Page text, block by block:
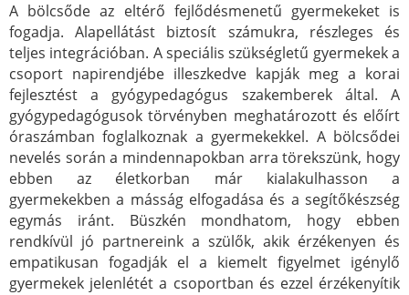
A bölcsőde az eltérő fejlődésmenetű gyermekeket is
fogadja. Alapellátást biztosít számukra, részleges és
teljes integrációban. A speciális szükségletű gyermekek a
csoport napirendjébe illeszkedve kapják meg a korai
fejlesztést a gyógypedagógus szakemberek által. A
gyógypedagógusok törvényben meghatározott és előírt
óraszámban foglalkoznak a gyermekekkel. A bölcsődei
nevelés során a mindennapokban arra törekszünk, hogy
ebben az életkorban már kialakulhasson a
gyermekekben a másság elfogadása és a segítőkészség
egymás iránt. Büszkén mondhatom, hogy ebben
rendkívül jó partnereink a szülők, akik érzékenyen és
empatikusan fogadják el a kiemelt figyelmet igénylő
gyermekek jelenlétét a csoportban és ezzel érzékenyítik